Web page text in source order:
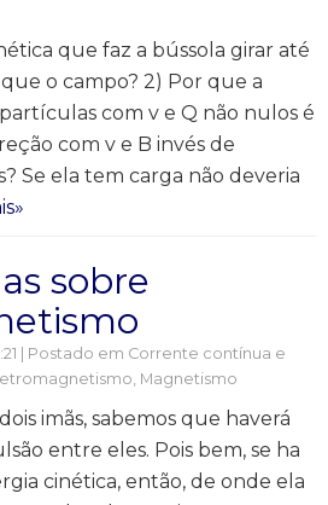
que faz a bússola girar até
o campo? 2) Por que a
com v e Q não nulos é
com v e B invés de
Se ela tem carga não deveria
sobre
| Postado em Corrente contínua e
, Magnetismo
imãs, sabemos que haverá
entre eles. Pois bem, se ha
cinética, então, de onde ela